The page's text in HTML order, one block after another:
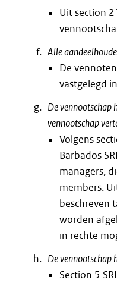
Uit section
Alle
De
vastgelegd
De vennootschap
vennootschap
Volgens
Barbados
managers,
members.
beschreven
worden
in rechte
De vennootschap
Section 5